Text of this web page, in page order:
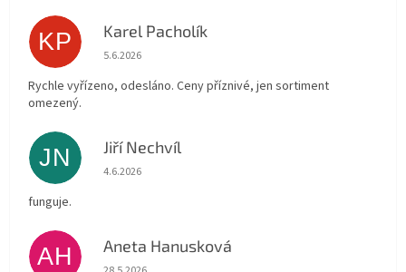
KP Karel Pacholík
Hodnocení obchodu je 4 z 5 hvězdiček.
5.6.2026
Rychle vyřízeno, odesláno. Ceny příznivé, jen sortiment
omezený.
JN Jiří Nechvíl
Hodnocení obchodu je 5 z 5 hvězdiček.
4.6.2026
funguje.
AH Aneta Hanusková
Hodnocení obchodu je 5 z 5 hvězdiček.